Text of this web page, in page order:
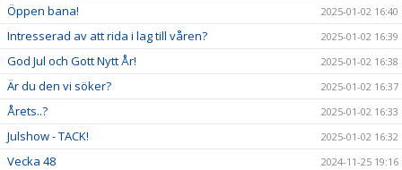
Öppen bana! 2025-01-02 16:40
Intresserad av att rida i lag till våren? 2025-01-02 16:39
God Jul och Gott Nytt År! 2025-01-02 16:38
Är du den vi söker? 2025-01-02 16:37
Årets..? 2025-01-02 16:33
Julshow - TACK! 2025-01-02 16:32
Vecka 48 2024-11-25 19:16